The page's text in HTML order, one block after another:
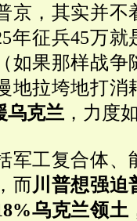
京，其实并不
年征兵45万
如果那样战争
地拉垮地打消
乌克兰 ，力度
军工复合体、
而川普想强迫
乌克兰领土